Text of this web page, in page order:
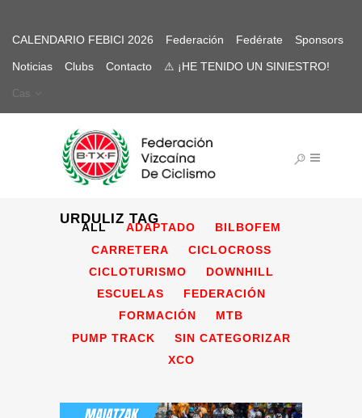
CALENDARIO FEBICI 2026 Federación Fedérate Sponsors
Noticias Clubs Contacto ⚠ ¡HE TENIDO UN SINIESTRO!
Cas
URDULIZ TAG
ALL ADAPTADO
BILBOFEM
CARRETERA
CICLOCROSS
CICLOTURISMO
DOWNHILL
ESCUELAS
FEDERACIÓN
FORMACIÓN
MTB
PUMP TRACK
SIN CATEGORIZAR
XCO